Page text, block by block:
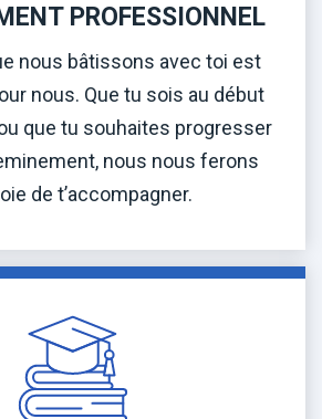
PROFESSIONNEL
nous bâtissons avec toi est
nous. Que tu sois au début
que tu souhaites progresser
nous nous ferons
de t’accompagner.